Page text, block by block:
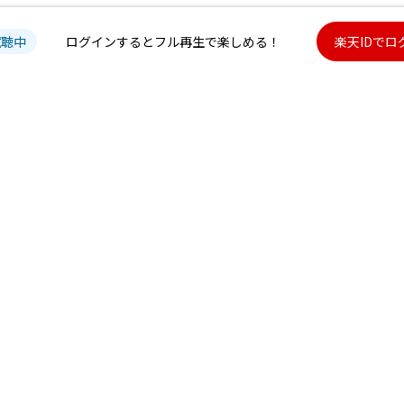
中 ログインするとフル再生で楽しめる！ 楽天IDでロ